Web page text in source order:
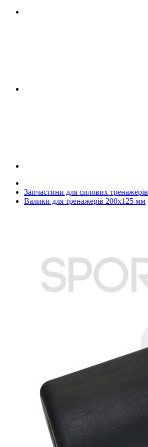
Запчастини для силових тренажерів
Валики для тренажерів 200х125 мм